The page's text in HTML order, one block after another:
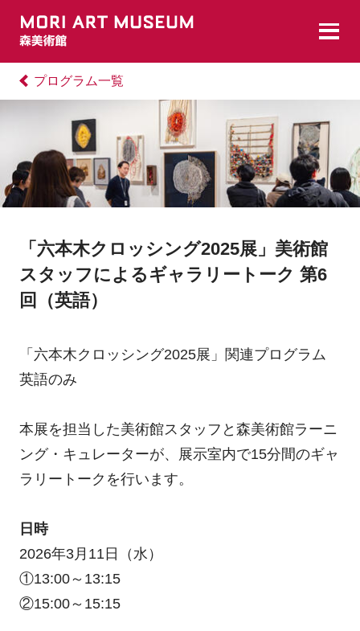
プログラム一覧
「六本木クロッシング2025展」美術館
スタッフによるギャラリートーク 第6
回（英語）
「六本木クロッシング2025展」関連プログラム
英語のみ
本展を担当した美術館スタッフと森美術館ラーニ
ング・キュレーターが、展示室内で15分間のギャ
ラリートークを行います。
日時
2026年3月11日（水）
①13:00～13:15
②15:00～15:15